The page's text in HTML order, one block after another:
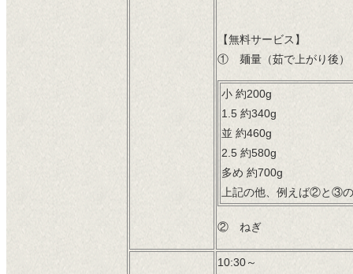
【無料サービス】
① 麺量（茹で上がり後）
小 約200g
1.5 約340g
並 約460g
2.5 約580g
多め 約700g
上記の他、例えば②と③
② ねぎ
10:30～